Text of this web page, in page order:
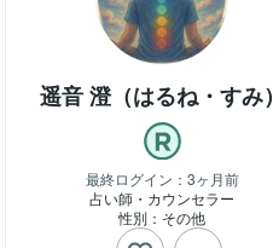
遥音 澄（はるね・すみ）
最終ログイン： 3ヶ月前
占い師・カウンセラー
性別：その他